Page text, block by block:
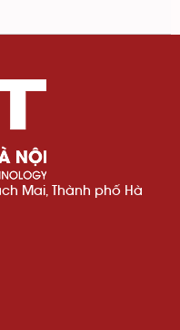
Mai, Thành phố Hà